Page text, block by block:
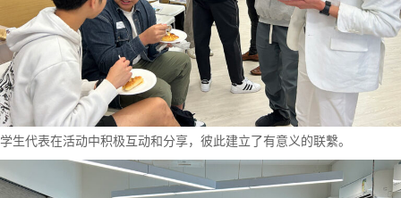
学生代表在活动中积极互动和分享，彼此建立了有意义的联繫。